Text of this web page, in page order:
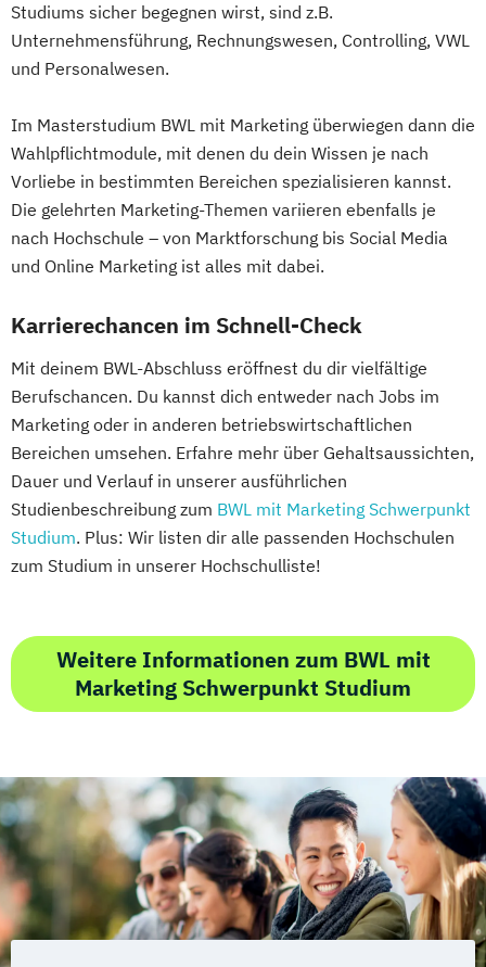
Studiums sicher begegnen wirst, sind z.B.
Unternehmensführung, Rechnungswesen, Controlling, VWL
und Personalwesen.
Im Masterstudium BWL mit Marketing überwiegen dann die
Wahlpflichtmodule, mit denen du dein Wissen je nach
Vorliebe in bestimmten Bereichen spezialisieren kannst.
Die gelehrten Marketing-Themen variieren ebenfalls je
nach Hochschule – von Marktforschung bis Social Media
und Online Marketing ist alles mit dabei.
Karrierechancen im Schnell-Check
Mit deinem BWL-Abschluss eröffnest du dir vielfältige
Berufschancen. Du kannst dich entweder nach Jobs im
Marketing oder in anderen betriebswirtschaftlichen
Bereichen umsehen. Erfahre mehr über Gehaltsaussichten,
Dauer und Verlauf in unserer ausführlichen
Studienbeschreibung zum BWL mit Marketing Schwerpunkt
Studium. Plus: Wir listen dir alle passenden Hochschulen
zum Studium in unserer Hochschulliste!
Weitere Informationen zum BWL mit
Marketing Schwerpunkt Studium